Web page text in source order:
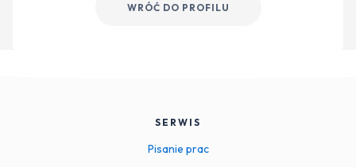
WRÓĆ DO PROFILU
SERWIS
Pisanie prac